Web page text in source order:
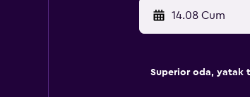
14.08 Cum
Superior oda, yatak